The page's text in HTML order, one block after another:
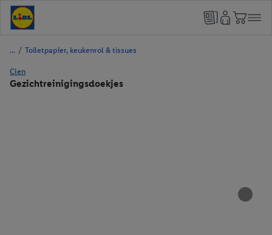
/ Toiletpapier, keukenrol & tissues
Cien
Gezichtreinigingsdoekjes